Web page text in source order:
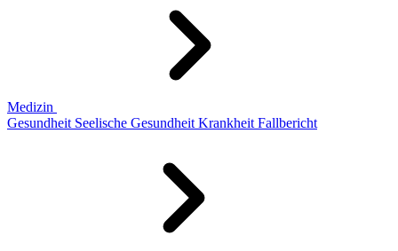
Medizin
Gesundheit Seelische Gesundheit Krankheit Fallbericht